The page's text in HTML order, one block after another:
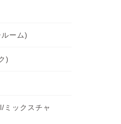
ーム)
)
ミックスチャ